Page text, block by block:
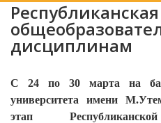
дисциплинам
С 24 по 30 марта на базе
университета имени
этап